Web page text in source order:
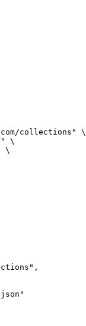
collections" \
\
\